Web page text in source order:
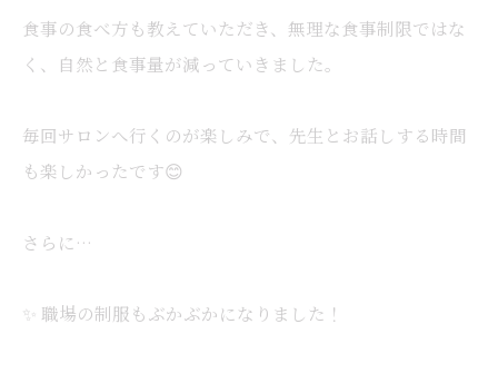
食事の食べ方も教えていただき、無理な食事制限ではな
く、自然と食事量が減っていきました。
毎回サロンへ行くのが楽しみで、先生とお話しする時間
も楽しかったです😊
さらに…
✨ 職場の制服もぶかぶかになりました！